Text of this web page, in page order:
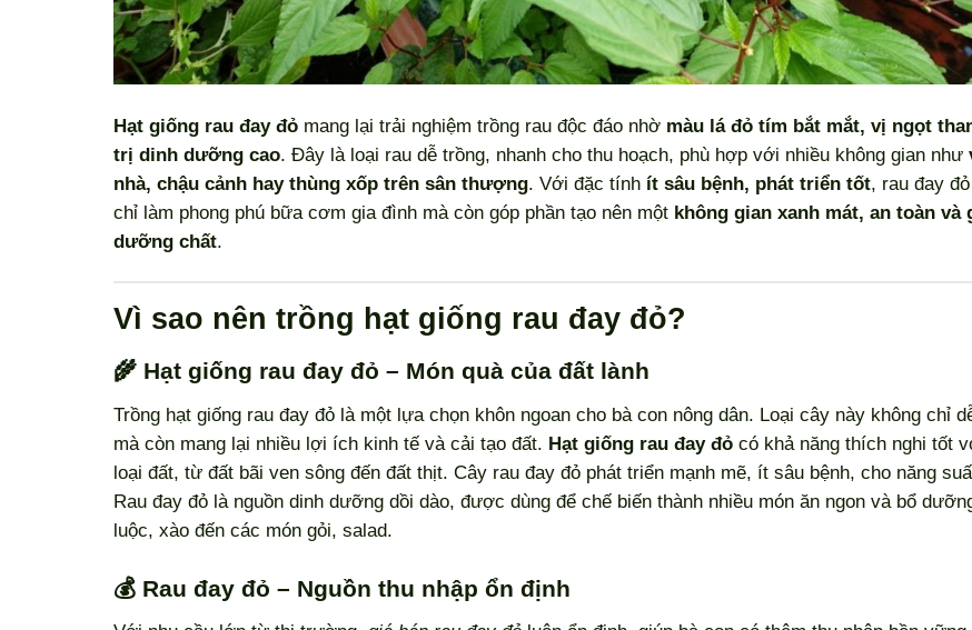
Hạt giống rau đay đỏ mang lại trải nghiệm trồng rau độc đáo nhờ màu lá đỏ tím bắt mắt, vị ngọt
trị dinh dưỡng cao. Đây là loại rau dễ trồng, nhanh cho thu hoạch, phù hợp với nhiều không gian như
nhà, chậu cảnh hay thùng xốp trên sân thượng. Với đặc tính ít sâu bệnh, phát triển tốt, rau đay
chỉ làm phong phú bữa cơm gia đình mà còn góp phần tạo nên một không gian xanh mát, an toàn và
dưỡng chất.
Vì sao nên trồng hạt giống rau đay đỏ?
🌾 Hạt giống rau đay đỏ – Món quà của đất lành
Trồng hạt giống rau đay đỏ là một lựa chọn khôn ngoan cho bà con nông dân. Loại cây này không chỉ
mà còn mang lại nhiều lợi ích kinh tế và cải tạo đất. Hạt giống rau đay đỏ có khả năng thích nghi tốt
loại đất, từ đất bãi ven sông đến đất thịt. Cây rau đay đỏ phát triển mạnh mẽ, ít sâu bệnh, cho năng
Rau đay đỏ là nguồn dinh dưỡng dồi dào, được dùng để chế biến thành nhiều món ăn ngon và bổ
luộc, xào đến các món gỏi, salad.
💰 Rau đay đỏ – Nguồn thu nhập ổn định